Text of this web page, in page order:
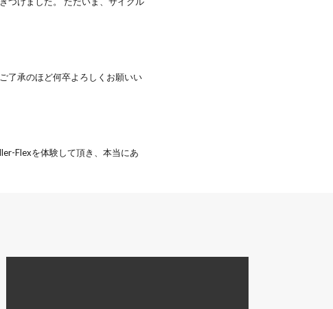
了承のほど何卒よろしくお願いい
Flexを体験して頂き、本当にあ